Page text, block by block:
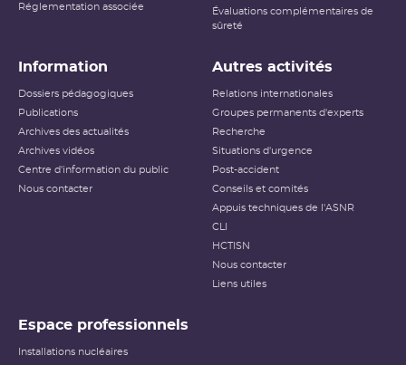
Réglementation associée
Évaluations complémentaires de
sûreté
Information
Dossiers pédagogiques
Publications
Archives des actualités
Archives vidéos
Centre d'information du public
Nous contacter
Autres activités
Relations internationales
Groupes permanents d'experts
Recherche
Situations d'urgence
Post-accident
Conseils et comités
Appuis techniques de l'ASNR
CLI
HCTISN
Nous contacter
Liens utiles
Espace professionnels
Installations nucléaires